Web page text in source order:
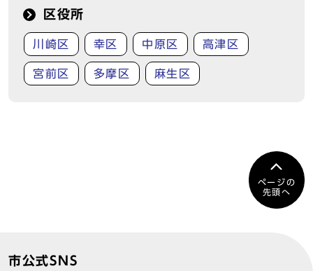
区役所
川崎区 幸区 中原区 高津区
宮前区 多摩区 麻生区
ページの
先頭へ
市公式SNS